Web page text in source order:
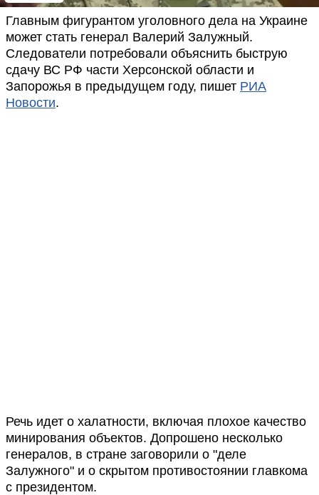
Главным фигурантом уголовного дела на Украине
может стать генерал Валерий Залужный.
Следователи потребовали объяснить быструю
сдачу ВС РФ части Херсонской области и
Запорожья в предыдущем году, пишет РИА
Новости.
Речь идет о халатности, включая плохое качество
минирования объектов. Допрошено несколько
генералов, в стране заговорили о "деле
Залужного" и о скрытом противостоянии главкома
с президентом.